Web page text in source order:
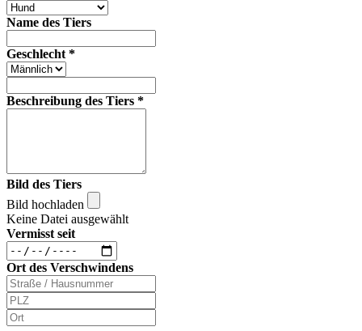
Name des Tiers
Geschlecht *
Beschreibung des Tiers *
Bild des Tiers
Bild hochladen
Keine Datei ausgewählt
Vermisst seit
Ort des Verschwindens